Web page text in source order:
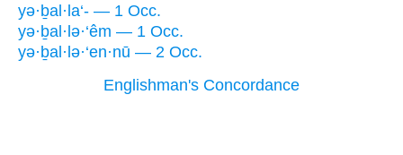
yə·ḇal·la‘- — 1 Occ.
yə·ḇal·lə·‘êm — 1 Occ.
yə·ḇal·lə·‘en·nū — 2 Occ.
Englishman's Concordance